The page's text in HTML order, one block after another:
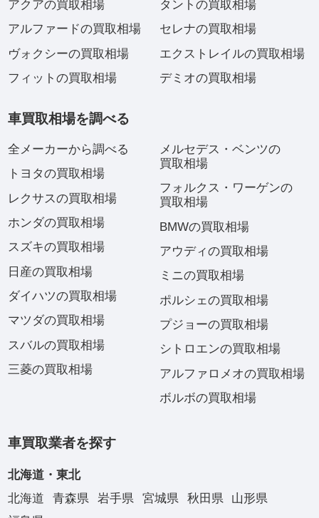
アクアの買取相場
アルファードの買取相場
ヴォクシーの買取相場
フィットの買取相場
タントの買取相場
セレナの買取相場
エクストレイルの買取相場
デミオの買取相場
車買取相場を調べる
全メーカーから調べる
トヨタの買取相場
レクサスの買取相場
ホンダの買取相場
スズキの買取相場
日産の買取相場
ダイハツの買取相場
マツダの買取相場
スバルの買取相場
三菱の買取相場
メルセデス・ベンツの
買取相場
フォルクス・ワーゲンの
買取相場
BMWの買取相場
アウディの買取相場
ミニの買取相場
ポルシェの買取相場
プジョーの買取相場
シトロエンの買取相場
アルファロメオの買取相場
ボルボの買取相場
車買取業者を探す
北海道・東北
北海道
青森県 岩手県 宮城県 秋田県
山形県